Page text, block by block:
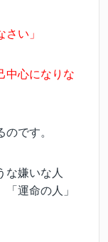
い」
中心になりな
です。
な嫌いな人
運命の人」